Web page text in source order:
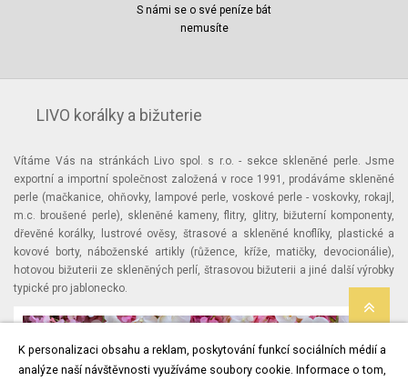
K personalizaci obsahu a reklam, poskytování funkcí sociálních médií a
analýze naší návštěvnosti využíváme soubory cookie. Informace o tom,
S námi se o své peníze bát
nemusíte
LIVO korálky a bižuterie
Vítáme Vás na stránkách Livo spol. s r.o. - sekce skleněné perle. Jsme
exportní a importní společnost založená v roce 1991, prodáváme skleněné
perle (mačkanice, ohňovky, lampové perle, voskové perle - voskovky, rokajl,
m.c. broušené perle), skleněné kameny, flitry, glitry, bižuterní komponenty,
dřevěné korálky, lustrové ověsy, štrasové a skleněné knoflíky, plastické a
kovové borty, náboženské artikly (růžence, kříže, matičky, devocionálie),
hotovou bižuterii ze skleněných perlí, štrasovou bižuterii a jiné další výrobky
typické pro jablonecko.